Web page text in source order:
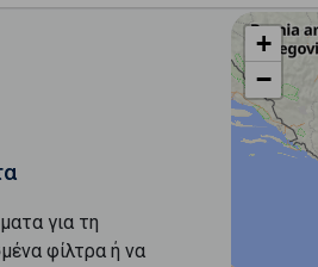
για τη
φίλτρα ή να
+
−